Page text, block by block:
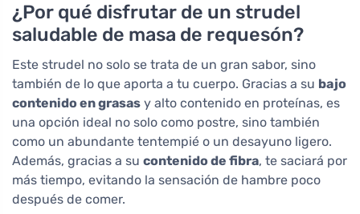
¿Por qué disfrutar de un strudel
saludable de masa de requesón?
Este strudel no solo se trata de un gran sabor, sino
también de lo que aporta a tu cuerpo. Gracias a su bajo
contenido en grasas y alto contenido en proteínas, es
una opción ideal no solo como postre, sino también
como un abundante tentempié o un desayuno ligero.
Además, gracias a su contenido de fibra, te saciará por
más tiempo, evitando la sensación de hambre poco
después de comer.